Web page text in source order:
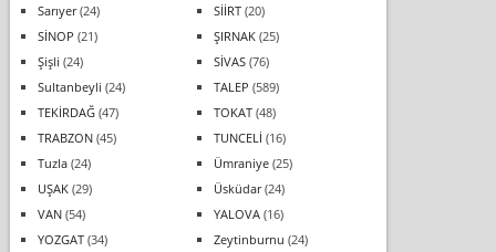
Sarıyer(24) SİİRT(20)
SİNOP (21) ŞIRNAK(25)
Şişli (24) SİVAS(76)
Sultanbeyli (24) TALEP (589)
TEKİRDAĞ(47) TOKAT(48)
TRABZON(45) TUNCELİ (16)
Tuzla(24) Ümraniye(25)
UŞAK(29) Üsküdar(24)
VAN(54) YALOVA(16)
YOZGAT(34) Zeytinburnu (24)